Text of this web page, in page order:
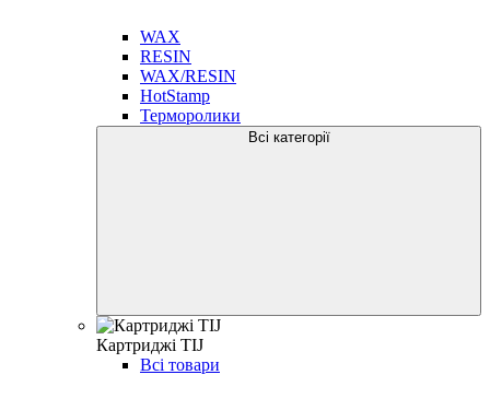
WAX
RESIN
WAX/RESIN
HotStamp
Терморолики
Всі категорії
Картриджі TIJ
Всі товари